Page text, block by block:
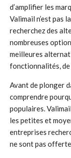
d’amplifier les
Valimail n’est pas
recherchez des
nombreuses
meilleures
fonctionnalités,
Avant de plonger
comprendre
populaires.
les petites et
entreprises
ne sont pas